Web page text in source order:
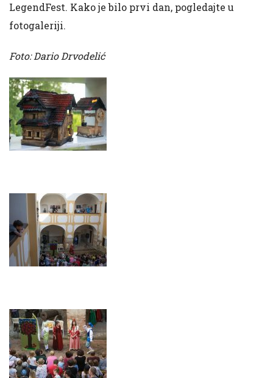
LegendFest. Kako je bilo prvi dan, pogledajte u
fotogaleriji.
Foto: Dario Drvodelić